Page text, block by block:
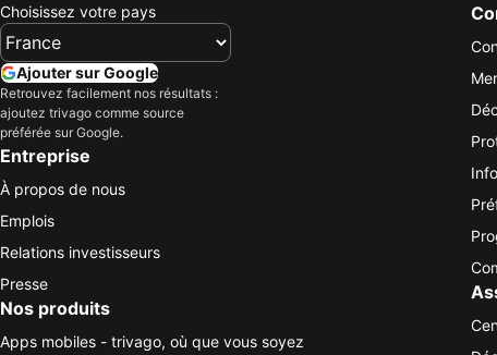
Choisissez votre pays
Ajouter sur Google
Retrouvez facilement nos résultats :
ajoutez trivago comme source
préférée sur Google.
Entreprise
À propos de nous
Emplois
Relations investisseurs
Presse
Nos produits
Apps mobiles - trivago, où que vous soyez